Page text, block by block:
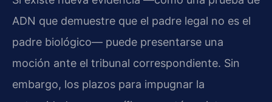
ADN que demuestre que el padre legal no es el
padre biológico— puede presentarse una
moción ante el tribunal correspondiente. Sin
embargo, los plazos para impugnar la